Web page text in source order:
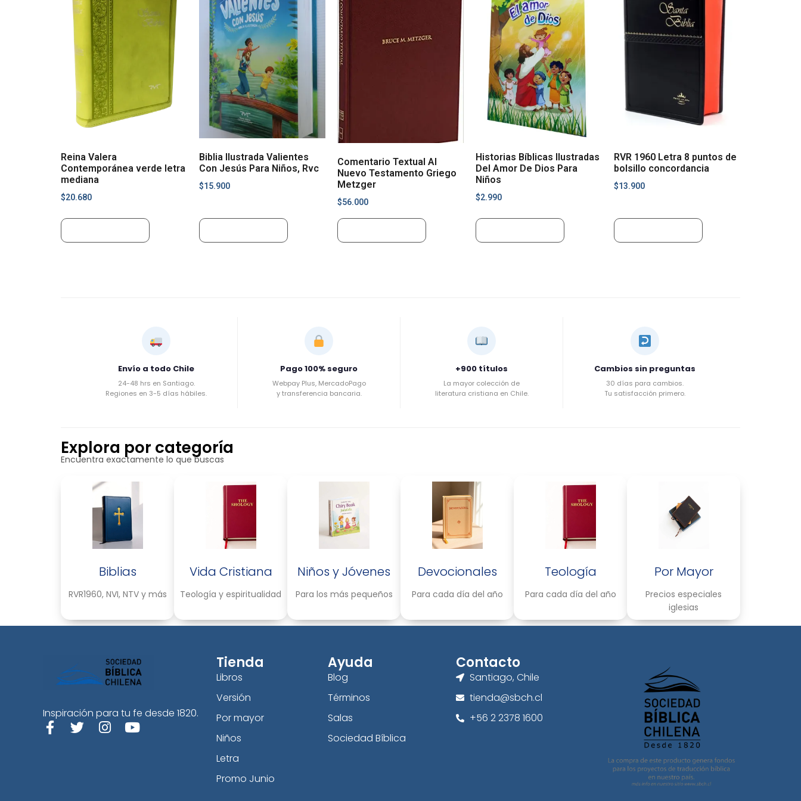
Reina Valera
Contemporánea verde letra
mediana
$20.680
Biblia Ilustrada Valientes
Con Jesús Para Niños, Rvc
$15.900
Comentario Textual Al
Nuevo Testamento Griego
Metzger
$56.000
Historias Bíblicas Ilustradas
Del Amor De Dios Para
Niños
$2.990
RVR 1960 Letra 8 puntos de
bolsillo concordancia
$13.900
Envío a todo Chile
24-48 hrs en Santiago.
Regiones en 3-5 días hábiles.
Pago 100% seguro
Webpay Plus, MercadoPago
y transferencia bancaria.
+900 títulos
La mayor colección de
literatura cristiana en Chile.
Cambios sin preguntas
30 días para cambios.
Tu satisfacción primero.
Explora por categoría
Encuentra exactamente lo que buscas
Biblias
RVR1960, NVI, NTV y más
Vida Cristiana
Teología y espiritualidad
Niños y Jóvenes
Para los más pequeños
Devocionales
Para cada día del año
Teología
Para cada día del año
Por Mayor
Precios especiales
iglesias
Inspiración para tu fe desde 1820.
Tienda
Libros
Versión
Por mayor
Niños
Letra
Promo Junio
Ayuda
Blog
Términos
Salas
Sociedad Bíblica
Contacto
Santiago, Chile
tienda@sbch.cl
+56 2 2378 1600